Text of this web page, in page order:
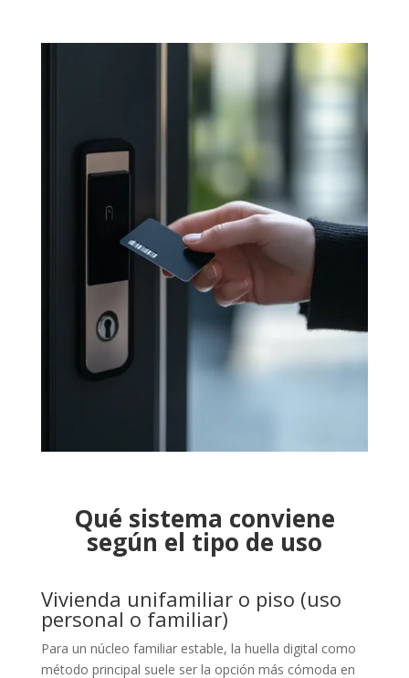
Qué sistema conviene
según el tipo de uso
Vivienda unifamiliar o piso (uso
personal o familiar)
Para un núcleo familiar estable, la huella digital como
método principal suele ser la opción más cómoda en